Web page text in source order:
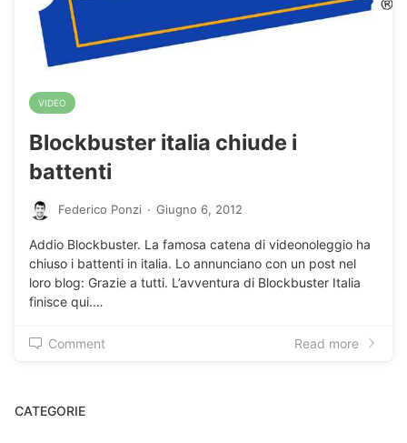
VIDEO
Blockbuster italia chiude i
battenti
Federico Ponzi · Giugno 6, 2012
Addio Blockbuster. La famosa catena di videonoleggio ha
chiuso i battenti in italia. Lo annunciano con un post nel
loro blog: Grazie a tutti. L’avventura di Blockbuster Italia
finisce qui.…
Comment Read more
CATEGORIE